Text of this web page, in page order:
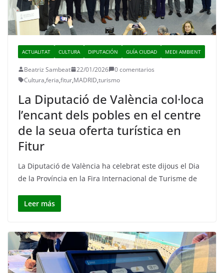
ACTUALITAT CULTURA DIPUTACIÓN GUÍA CIUDAD MEDI AMBIENT
Beatriz Sambeat 22/01/2026
0 comentarios
Cultura,feria,fitur,MADRID,turismo
La Diputació de València col·loca
l’encant dels pobles en el centre
de la seua oferta turística en
Fitur
La Diputació de València ha celebrat este dijous el Dia
de la Província en la Fira Internacional de Turisme de
Leer más